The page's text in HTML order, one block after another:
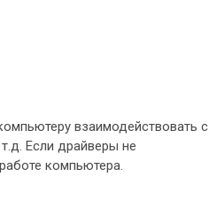
взаимодействовать с
Если драйверы не
компьютера.